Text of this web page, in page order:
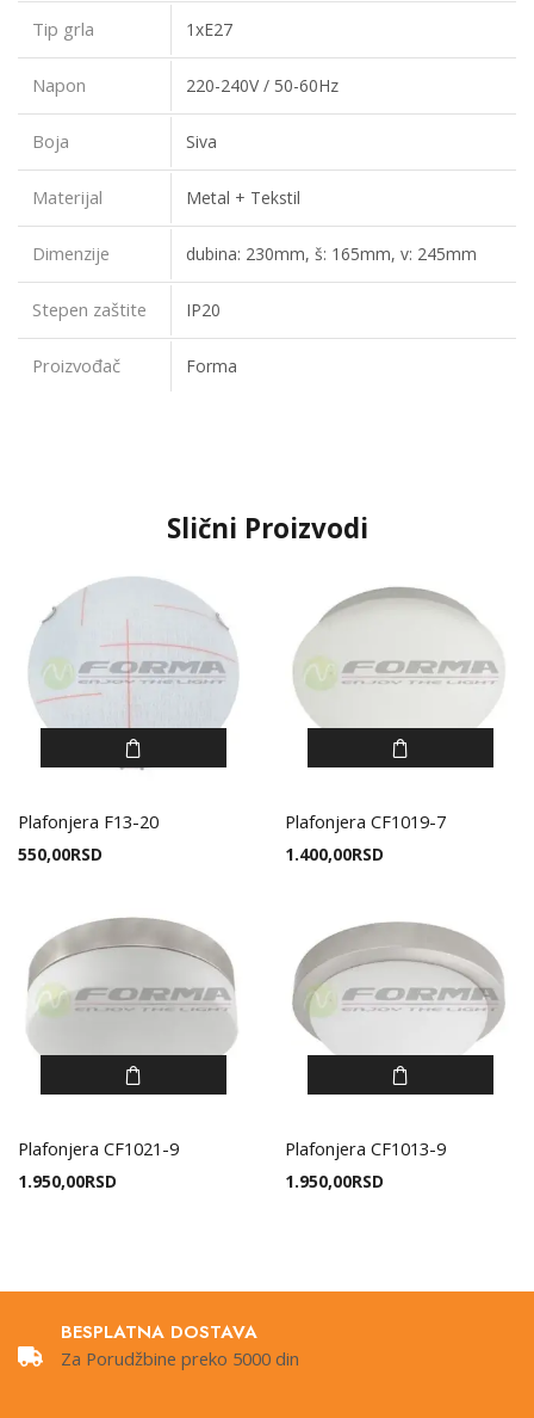
Tip grla 1xE27
Napon 220-240V / 50-60Hz
Boja Siva
Materijal Metal + Tekstil
Dimenzije dubina: 230mm, š: 165mm, v: 245mm
Stepen zaštite IP20
Proizvođač Forma
Slični Proizvodi
Plafonjera F13-20
550,00RSD
Plafonjera CF1019-7
1.400,00RSD
Plafonjera CF1021-9
1.950,00RSD
Plafonjera CF1013-9
1.950,00RSD
BESPLATNA DOSTAVA
Za Porudžbine preko 5000 din